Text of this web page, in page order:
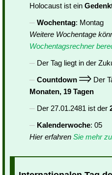
Holocaust ist ein
Wochentag: Montag
Weitere Wochentage
Wochentagsrechner
Der Tag liegt in der
Countdown
Der
Monaten, 19 Tagen
Der 27.01.2481 ist der
Kalenderwoche: 05
Hier erfahren Sie mehr